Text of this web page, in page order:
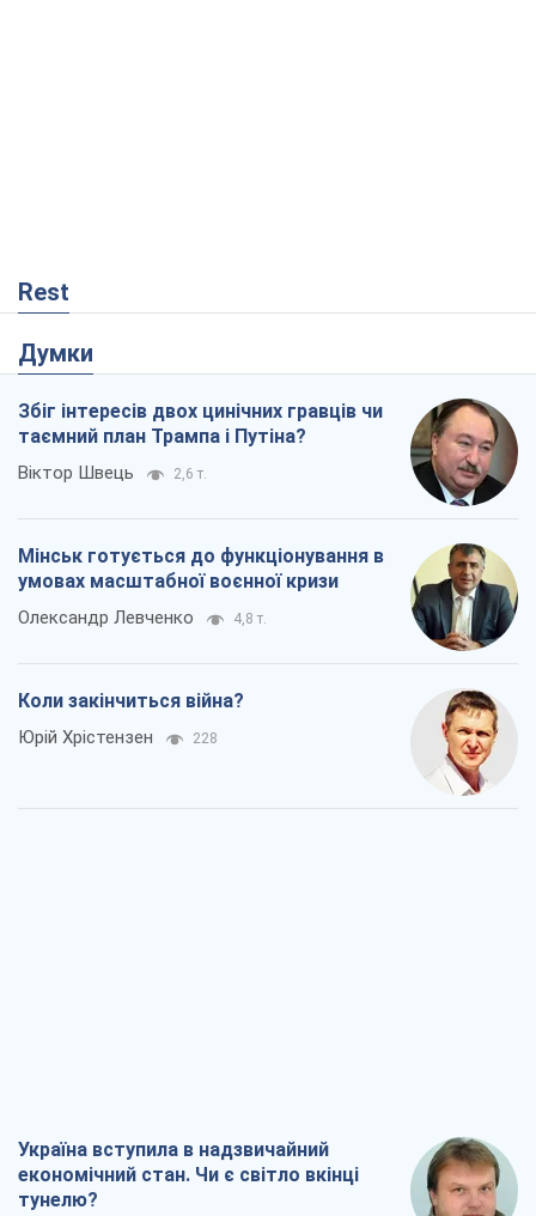
Rest
Думки
Збіг інтересів двох цинічних гравців чи
таємний план Трампа і Путіна?
Віктор Швець 2,6 т.
Мінськ готується до функціонування в
умовах масштабної воєнної кризи
Олександр Левченко 4,8 т.
Коли закінчиться війна?
Юрій Хрістензен 228
Україна вступила в надзвичайний
економічний стан. Чи є світло вкінці
тунелю?